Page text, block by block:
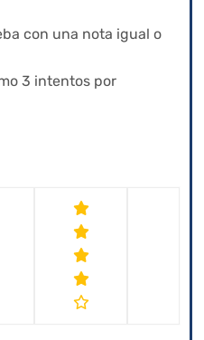
con una nota igual o
3 intentos por